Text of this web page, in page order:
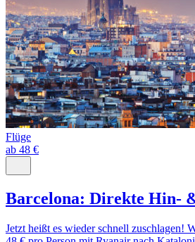
Flüge
ab 48 €
Barcelona: Direkte Hin-
Jetzt heißt es wieder schnell